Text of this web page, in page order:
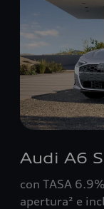
Audi A6
con TASA
apertura² e